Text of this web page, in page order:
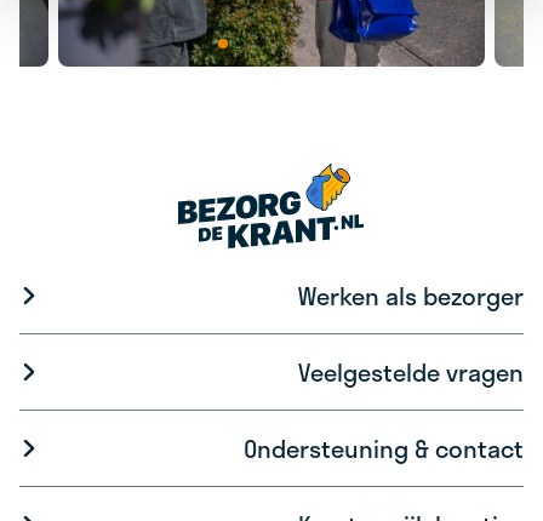
Werken als bezorger
Veelgestelde vragen
Ondersteuning & contact